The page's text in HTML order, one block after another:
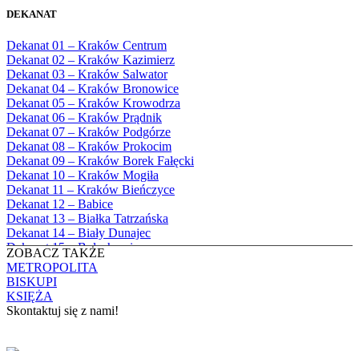
1983
1985
1986
1987
1988
1989
1990
1991
1992
1993
1994
1995
1996
1997
1998
1999
2000
2001
2002
2003
2004
Bęczarka, Parafia Matki Boskiej
Będkowice, Parafia Najświętszej Maryi
Panny Królowej
Białka Górna, Parafia Matki Bożej
Królowej Rodzin
Białka Tatrzańska, Parafia Świętych
Apostołów Szymona i Judy Tadeusza
Biały Dunajec, Parafia Matki Bożej
Królowej Aniołów
Biały Kościół, Parafia św. Mikołaja
Bibice, Parafia Matki Bożej Nieustającej
Pomocy
Bieńkówka, Parafia Przenajświętszej Trójcy
Biertowice, Parafia Matki Bożej
Różańcowej
Biórków Wielki, Parafia Wniebowzięcia
NMP
Biskupice, Parafia św. Marcina
Bobrek, Parafia Przenajświętszej Trójcy
Bodzanów, Parafia Świętych Apostołów
DEKANAT
Dekanat 01 – Kraków Centrum
Dekanat 02 – Kraków Kazimierz
Dekanat 03 – Kraków Salwator
Dekanat 04 – Kraków Bronowice
Dekanat 05 – Kraków Krowodrza
Dekanat 06 – Kraków Prądnik
Dekanat 07 – Kraków Podgórze
Dekanat 08 – Kraków Prokocim
Dekanat 09 – Kraków Borek Fałęcki
Dekanat 10 – Kraków Mogiła
Dekanat 11 – Kraków Bieńczyce
Dekanat 12 – Babice
Dekanat 13 – Białka Tatrzańska
Dekanat 14 – Biały Dunajec
Dekanat 15 – Bolechowice
Dekanat 16 – Chrzanów
Dekanat 17 – Czarny Dunajec
Dekanat 18 – Czernichów
Dekanat 19 – Dobczyce
Dekanat 20 – Jabłonka
ZOBACZ TAKŻE
METROPOLITA
BISKUPI
KSIĘŻA
Skontaktuj się z nami!